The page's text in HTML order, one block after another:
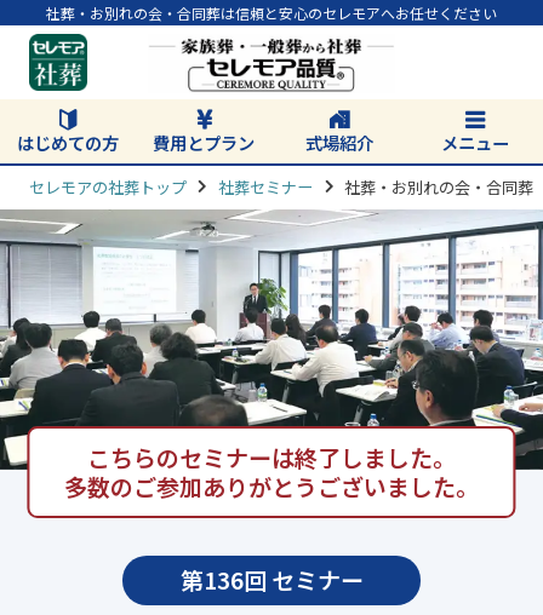
社葬・お別れの会・合同葬は信頼と安心のセレモアへお任せください
はじめての方 費用とプラン 式場紹介 メニュー
セレモアの社葬トップ 社葬セミナー 社葬・お別れの会・合同
こちらのセミナーは終了しました。
多数のご参加ありがとうございました。
第136回 セミナー